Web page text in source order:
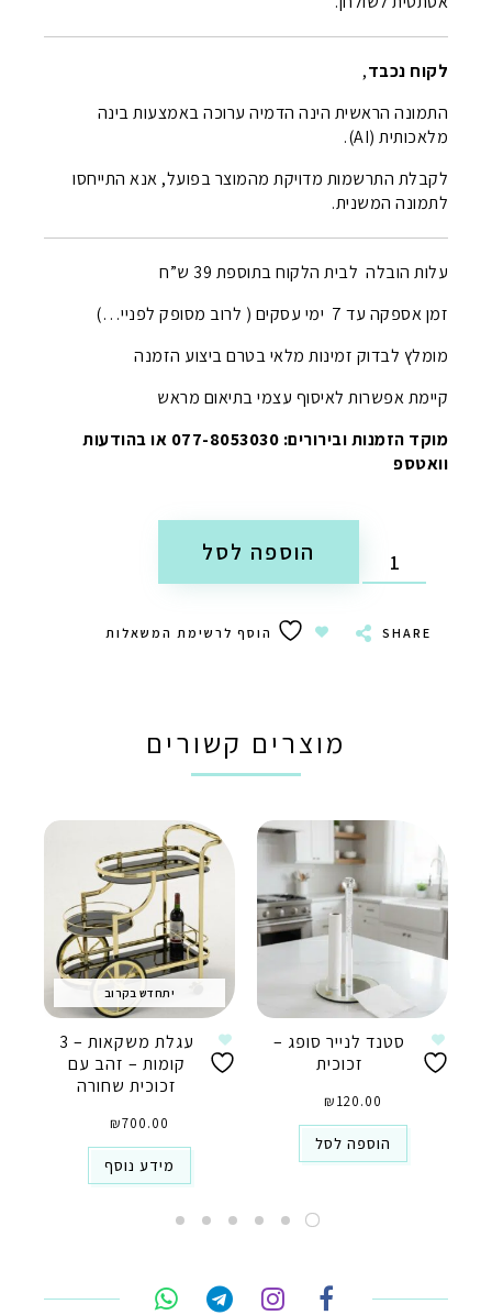
לקוח נכבד,
התמונה הראשית הינה הדמיה ערוכה באמצעות בינה
מלאכותית (AI).
לקבלת התרשמות מדויקת מהמוצר בפועל, אנא התייחסו
לתמונה המשנית.
עלות הובלה לבית הלקוח בתוספת 39 ש”ח
זמן אספקה עד 7 ימי עסקים ( לרוב מסופק לפניי…)
מומלץ לבדוק זמינות מלאי בטרם ביצוע הזמנה
קיימת אפשרות לאיסוף עצמי בתיאום מראש
מוקד הזמנות ובירורים: 077-8053030 או בהודעות
וואטספ
הוספה לסל
SHARE הוסף לרשימת המשאלות
מוצרים קשורים
סטנד לנייר סופג –
זכוכית
₪120.00
הוספה לסל
יתחדש בקרוב
עגלת משקאות – 3
קומות – זהב עם
זכוכית שחורה
₪700.00
מידע נוסף